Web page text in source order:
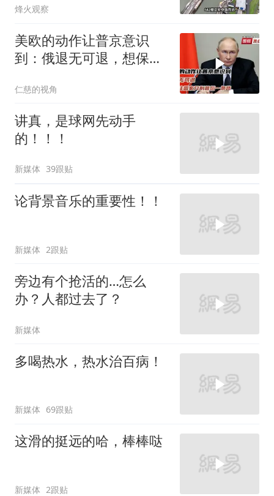
烽火观察
美欧的动作让普京意识
到：俄退无可退，想保住
仁慈的视角
讲真，是球网先动手
的！！！
新媒体 39跟贴
论背景音乐的重要性！！
新媒体 2跟贴
旁边有个抢活的…怎么
办？人都过去了？
新媒体
多喝热水，热水治百病！
新媒体 69跟贴
这滑的挺远的哈，棒棒哒
新媒体 2跟贴